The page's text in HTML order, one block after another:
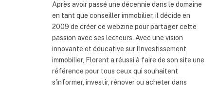
Après avoir passé une décennie dans le domaine
en tant que conseiller immobilier, il décide en
2009 de créer ce webzine pour partager cette
passion avec ses lecteurs. Avec une vision
innovante et éducative sur l'investissement
immobilier, Florent a réussi à faire de son site une
référence pour tous ceux qui souhaitent
s'informer, investir, rénover ou acheter dans